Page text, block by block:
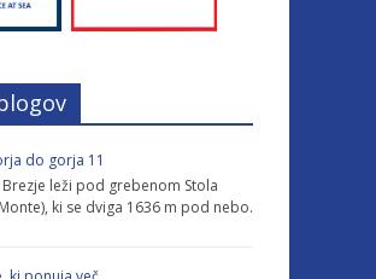
do gorja 11
Brezje leži pod grebenom Stola
ki se dviga 1636 m pod nebo.